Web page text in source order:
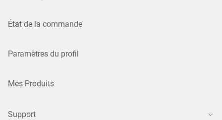
État de la commande
Paramètres du profil
Mes Produits
Support